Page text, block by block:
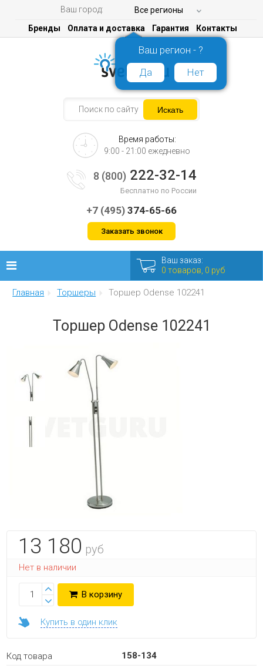
Ваш город: Все регионы
Ваш регион - ?
Да
Нет
Бренды Оплата и доставка Гарантия Контакты
Время работы:
9:00 - 21:00 ежедневно
8 (800) 222-32-14
Бесплатно по России
+7 (495) 374-65-66
Заказать звонок
Люстры
Интерьерные
Уличные
Распродажа
Ваш заказ:
0 товаров, 0 руб
Главная Торшеры Торшер Odense 102241
Торшер Odense 102241
13 180 руб
Нет в наличии
В корзину
Купить в один клик
Код товара
158-134